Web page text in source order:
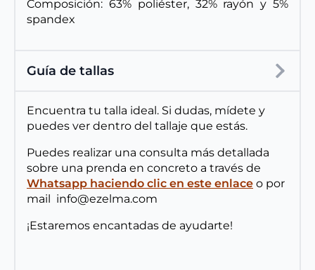
Composición: 63% poliéster, 32% rayón y 5%
spandex
Guía de tallas
Encuentra tu talla ideal. Si dudas, mídete y
puedes ver dentro del tallaje que estás.
Puedes realizar una consulta más detallada
sobre una prenda en concreto a través de
Whatsapp haciendo clic en este enlace o por
mail info@ezelma.com
¡Estaremos encantadas de ayudarte!